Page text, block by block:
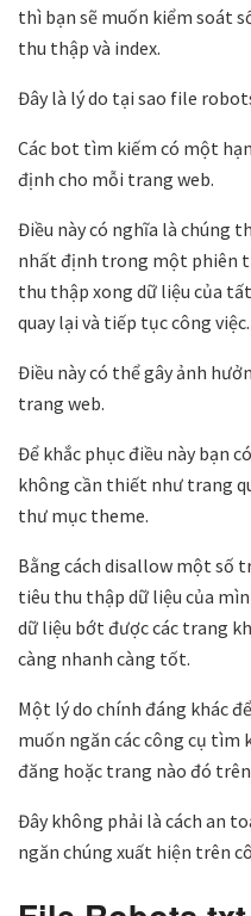
thì bạn sẽ muốn kiểm soát
thu thập và index.
Đây là lý do tại sao file
Các bot tìm kiếm có một
định cho mỗi trang web.
Điều này có nghĩa là chúng
nhất định trong một phiên
thu thập xong dữ liệu của
quay lại và tiếp tục công việc.
Điều này có thể gây ảnh
trang web.
Để khắc phục điều này bạn
không cần thiết như trang
thư mục theme.
Bằng cách disallow một số
tiêu thu thập dữ liệu của
dữ liệu bớt được các trang
càng nhanh càng tốt.
Một lý do chính đáng khác
muốn ngăn các công cụ tìm
đăng hoặc trang nào đó
Đây không phải là cách an
ngăn chúng xuất hiện trên